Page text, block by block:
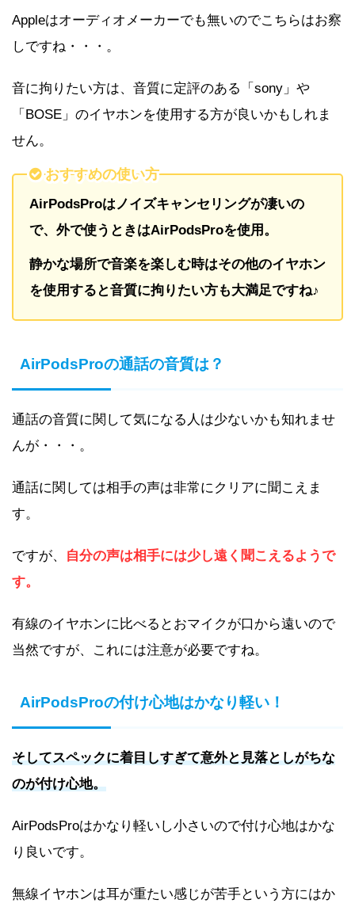
Appleはオーディオメーカーでも無いのでこちらはお察
しですね・・・。
音に拘りたい方は、音質に定評のある「sony」や
「BOSE」のイヤホンを使用する方が良いかもしれま
せん。
おすすめの使い方
AirPodsProはノイズキャンセリングが凄いの
で、外で使うときはAirPodsProを使用。
静かな場所で音楽を楽しむ時はその他のイヤホン
を使用すると音質に拘りたい方も大満足ですね♪
AirPodsProの通話の音質は？
通話の音質に関して気になる人は少ないかも知れませ
んが・・・。
通話に関しては相手の声は非常にクリアに聞こえま
す。
ですが、
自分の声は相手には少し遠く聞こえるようで
す。
有線のイヤホンに比べるとおマイクが口から遠いので
当然ですが、これには注意が必要ですね。
AirPodsProの付け心地はかなり軽い！
そしてスペックに着目しすぎて意外と見落としがちな
のが付け心地。
AirPodsProはかなり軽いし小さいので付け心地はかな
り良いです。
無線イヤホンは耳が重たい感じが苦手という方にはか